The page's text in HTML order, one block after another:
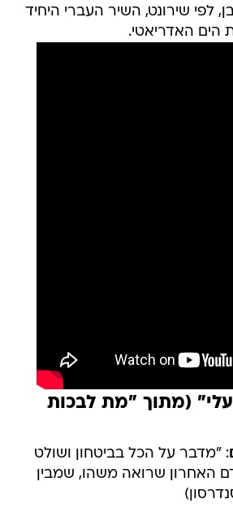
לפי שירונט, השיר העברי היחיד
הים האדריאטי.
(מתוך "מת לבכות
: "מדבר על הכל בביטחון ושולט
האחרון שרואה משהו, שמבין